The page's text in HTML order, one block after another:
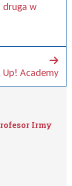
druga w
Up! Academy
Irmy